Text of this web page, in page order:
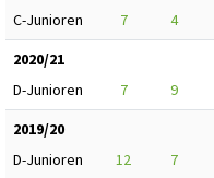
C-Junioren
7 4
2020/21
D-Junioren
7 9
2019/20
D-Junioren
12 7